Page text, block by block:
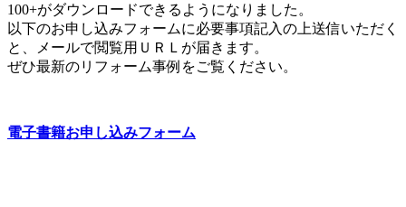
100+がダウンロードできるようになりました。
以下のお申し込みフォームに必要事項記入の上送信いただく
と、メールで閲覧用ＵＲＬが届きます。
ぜひ最新のリフォーム事例をご覧ください。
電子書籍お申し込みフォーム